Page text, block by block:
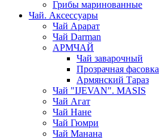
Грибы маринованные
Чай. Аксессуары
Чай Арарат
Чай Darman
АРМЧАЙ
Чай заварочный
Прозрачная фасовка
Армянский Тараз
Чай "IJEVAN". MASIS
Чай Агат
Чай Нане
Чай Гюмри
Чай Манана